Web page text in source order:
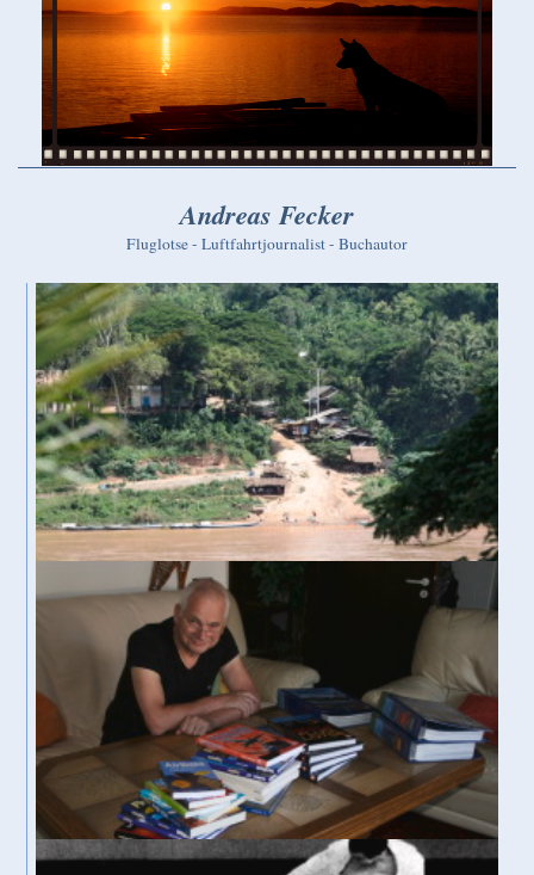
Andreas Fecker
Fluglotse - Luftfahrtjournalist - Buchautor